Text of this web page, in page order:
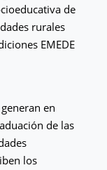
de
rurales
EMEDE
en
de las
los